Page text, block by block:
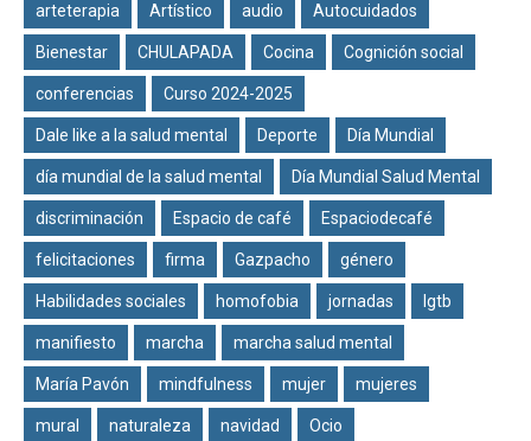
arteterapia Artístico audio Autocuidados
Bienestar CHULAPADA Cocina Cognición social
conferencias Curso 2024-2025
Dale like a la salud mental Deporte Día Mundial
día mundial de la salud mental Día Mundial Salud Mental
discriminación Espacio de café Espaciodecafé
felicitaciones firma Gazpacho género
Habilidades sociales homofobia jornadas lgtb
manifiesto marcha marcha salud mental
María Pavón mindfulness mujer mujeres
mural naturaleza navidad Ocio